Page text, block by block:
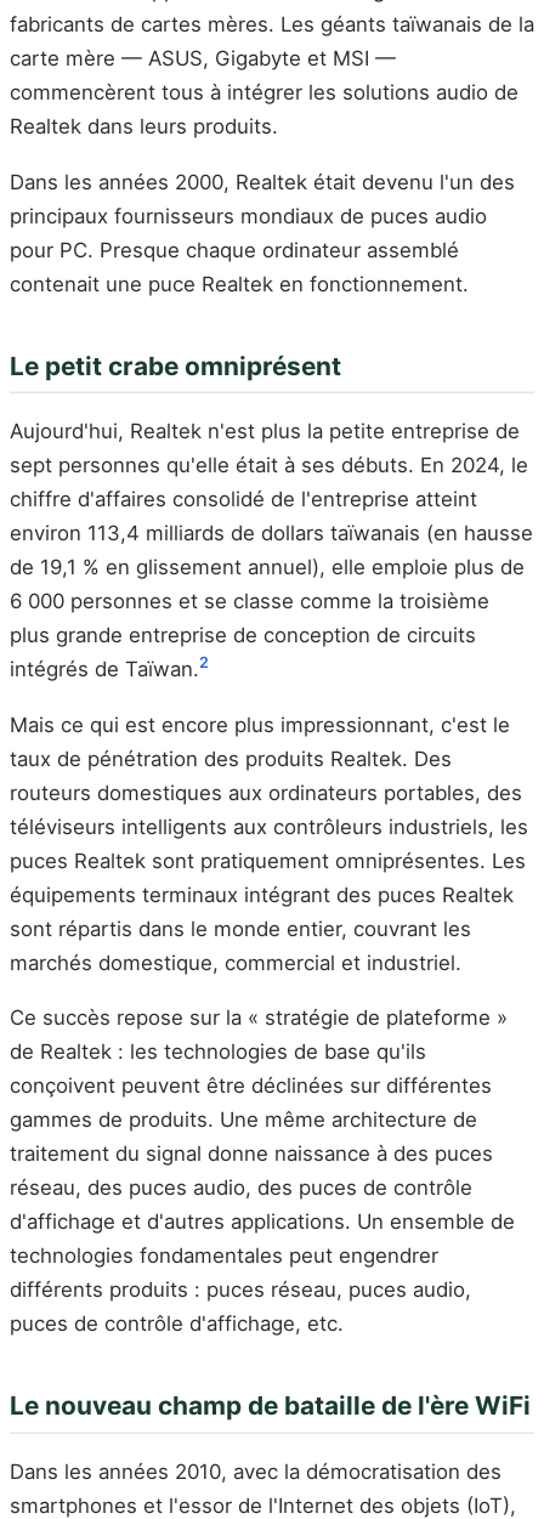
fabricants de cartes mères. Les géants taïwanais de la
carte mère — ASUS, Gigabyte et MSI —
commencèrent tous à intégrer les solutions audio de
Realtek dans leurs produits.
Dans les années 2000, Realtek était devenu l'un des
principaux fournisseurs mondiaux de puces audio
pour PC. Presque chaque ordinateur assemblé
contenait une puce Realtek en fonctionnement.
Le petit crabe omniprésent
Aujourd'hui, Realtek n'est plus la petite entreprise de
sept personnes qu'elle était à ses débuts. En 2024, le
chiffre d'affaires consolidé de l'entreprise atteint
environ 113,4 milliards de dollars taïwanais (en hausse
de 19,1 % en glissement annuel), elle emploie plus de
6 000 personnes et se classe comme la troisième
plus grande entreprise de conception de circuits
intégrés de Taïwan.2
Mais ce qui est encore plus impressionnant, c'est le
taux de pénétration des produits Realtek. Des
routeurs domestiques aux ordinateurs portables, des
téléviseurs intelligents aux contrôleurs industriels, les
puces Realtek sont pratiquement omniprésentes. Les
équipements terminaux intégrant des puces Realtek
sont répartis dans le monde entier, couvrant les
marchés domestique, commercial et industriel.
Ce succès repose sur la « stratégie de plateforme »
de Realtek : les technologies de base qu'ils
conçoivent peuvent être déclinées sur différentes
gammes de produits. Une même architecture de
traitement du signal donne naissance à des puces
réseau, des puces audio, des puces de contrôle
d'affichage et d'autres applications. Un ensemble de
technologies fondamentales peut engendrer
différents produits : puces réseau, puces audio,
puces de contrôle d'affichage, etc.
Le nouveau champ de bataille de l'ère WiFi
Dans les années 2010, avec la démocratisation des
smartphones et l'essor de l'Internet des objets (IoT),